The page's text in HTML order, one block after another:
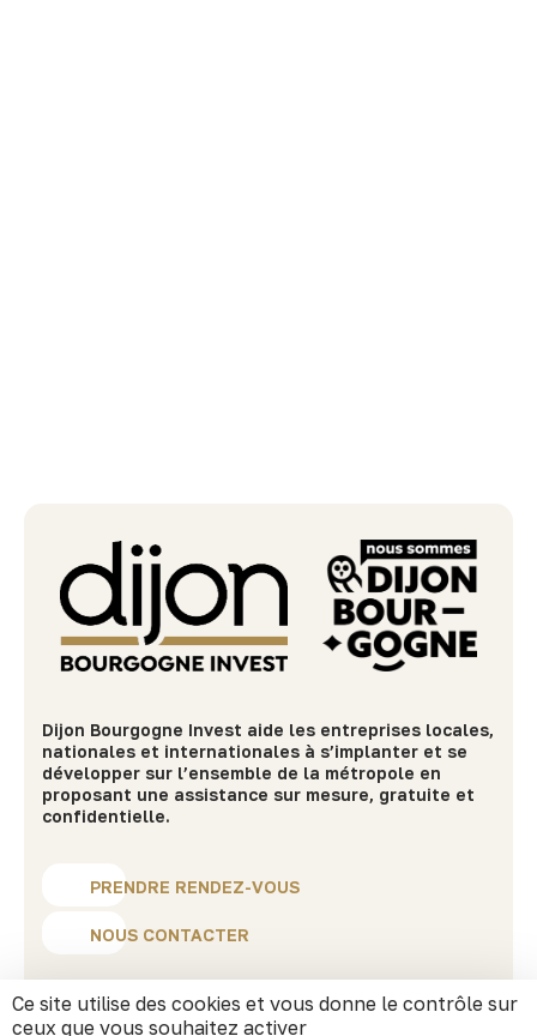
Ce site utilise des cookies et vous donne le contrôle sur
ceux que vous souhaitez activer
Dijon Bourgogne Invest aide les entreprises locales,
nationales et internationales à s’implanter et se
développer sur l’ensemble de la métropole en
proposant une assistance sur mesure, gratuite et
confidentielle.
PRENDRE RENDEZ-VOUS
NOUS CONTACTER
MENU